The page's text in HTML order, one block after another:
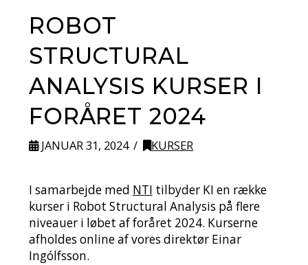
ROBOT
STRUCTURAL
ANALYSIS KURSER I
FORÅRET 2024
JANUAR 31, 2024 KURSER
I samarbejde med NTI tilbyder KI en række
kurser i Robot Structural Analysis på flere
niveauer i løbet af foråret 2024. Kurserne
afholdes online af vores direktør Einar
Ingólfsson.